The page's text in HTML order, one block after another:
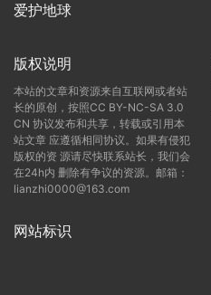
爱护地球
版权说明
本站的文章和资源来自互联网或者站
长的原创，按照CC BY-NC-SA 3.0
CN 协议发布和共享，转载或引用本
站文章 应遵循相同协议。如果有侵犯
版权的资 源请尽快联系站长，我们会
在24h内 删除有争议的资源。邮箱：
lianzhi0000@163.com
网站标识